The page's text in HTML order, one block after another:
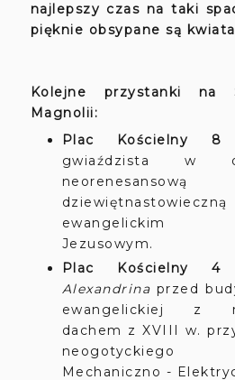
najlepszy czas na taki
pięknie obsypane są
Kolejne przystanki na
Magnolii:
Plac Kościelny
gwiaździsta w
neorenesansową
ewangelickim
Jezusowym.
Plac Kościelny 4
Alexandrina przed
ewangelickiej z
dachem z XVIII w.
neogotyckiego
Mechaniczno -